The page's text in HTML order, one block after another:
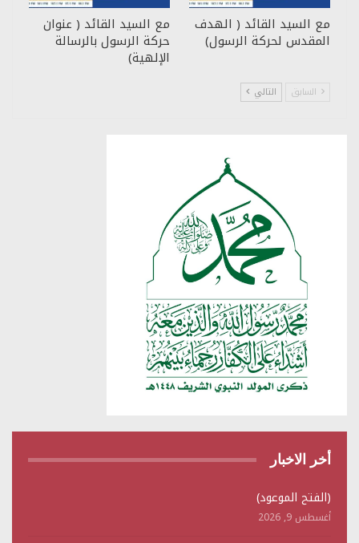
مع السيد القائد ( الهدف
المقدس لحركة الرسول)
مع السيد القائد ( عنوان
حركة الرسول بالرسالة
الإلهية)
السابق التالي
أخر الاخبار
(الفتح الموعود)
أغسطس 9, 2026